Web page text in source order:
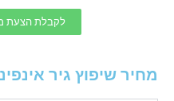
לקבלת הצעת
מחיר שיפוץ גיר